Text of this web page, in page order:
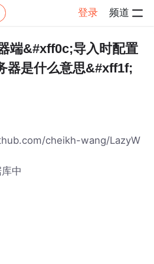
登录 频道
帖子详情
端&#xff0c;导入时配置
器是什么意思&#xff1f;
cheikh-wang/LazyW
中